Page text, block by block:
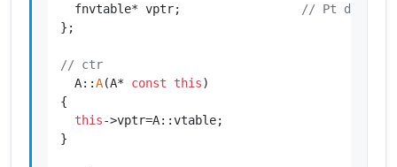
  fnvtable* vptr;
// Pt de tbl
};
// ctr
  A::
A(A* const this)
{
this->vptr=A::vtable;
}